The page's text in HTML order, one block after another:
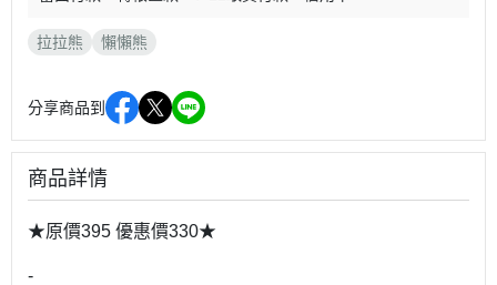
拉拉熊 懶懶熊
分享商品到
商品詳情
★原價395 優惠價330★
-